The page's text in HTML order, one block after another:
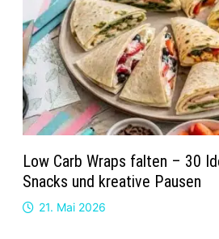
Low Carb Wraps falten – 30
Snacks und kreative Pausen
21. Mai 2026